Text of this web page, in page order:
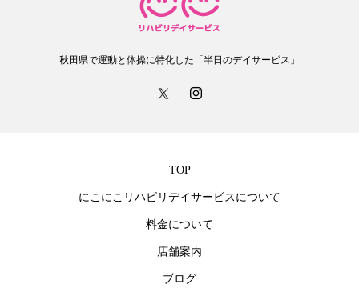
秋田県で運動と体操に特化した「半日のデイサービス」
TOP
にこにこリハビリデイサービスについて
料金について
店舗案内
ブログ